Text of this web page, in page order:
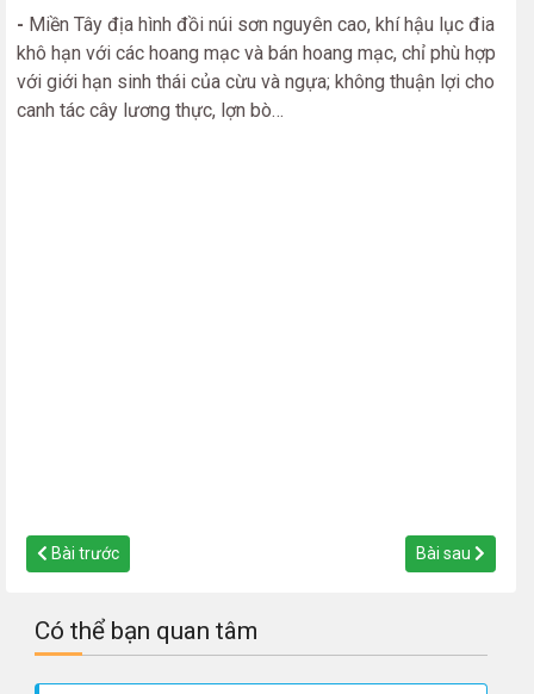
- Miền Tây địa hình đồi núi sơn nguyên cao, khí hậu lục đia
khô hạn với các hoang mạc và bán hoang mạc, chỉ phù hợp
với giới hạn sinh thái của cừu và ngựa; không thuận lợi cho
canh tác cây lương thực, lợn bò…
Bài trước Bài sau
Có thể bạn quan tâm